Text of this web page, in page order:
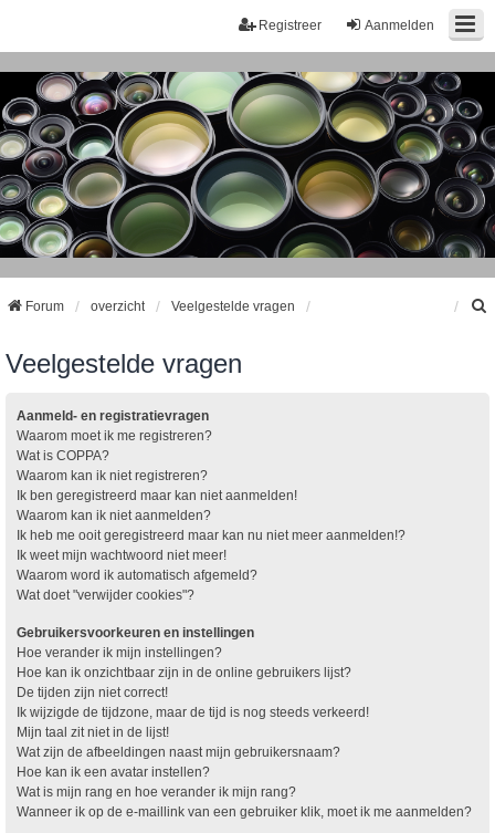
Aanmelden
Registreer
Forum overzicht Veelgestelde vragen
Veelgestelde vragen
Aanmeld- en registratievragen
Waarom moet ik me registreren?
Wat is COPPA?
Waarom kan ik niet registreren?
Ik ben geregistreerd maar kan niet aanmelden!
Waarom kan ik niet aanmelden?
Ik heb me ooit geregistreerd maar kan nu niet meer aanmelden!?
Ik weet mijn wachtwoord niet meer!
Waarom word ik automatisch afgemeld?
Wat doet "verwijder cookies"?
Gebruikersvoorkeuren en instellingen
Hoe verander ik mijn instellingen?
Hoe kan ik onzichtbaar zijn in de online gebruikers lijst?
De tijden zijn niet correct!
Ik wijzigde de tijdzone, maar de tijd is nog steeds verkeerd!
Mijn taal zit niet in de lijst!
Wat zijn de afbeeldingen naast mijn gebruikersnaam?
Hoe kan ik een avatar instellen?
Wat is mijn rang en hoe verander ik mijn rang?
Wanneer ik op de e-maillink van een gebruiker klik, moet ik me aanmelden?